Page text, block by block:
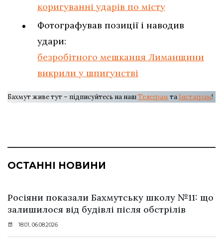
коригуванні ударів по місту
Фотографував позиції і наводив
удари:
безробітного мешканця Лиманщини
викрили у шпигунстві
Бахмут живе тут – підписуйтесь на нашТелеграм та Інстаграм!
ОСТАННІ НОВИНИ
Росіяни показали Бахмутську школу №11: що
залишилося від будівлі після обстрілів
18:01, 06.08.2026